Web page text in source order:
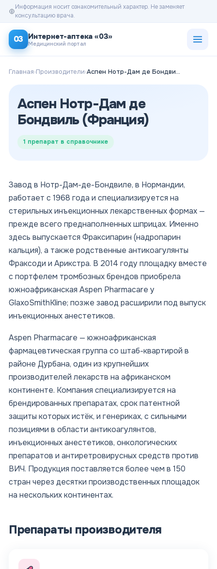
Информация носит ознакомительный характер. Не заменяет
консультацию врача.
03 Интернет-аптека «03»
Медицинский портал
Главная›Производители› Аспен Нотр-Дам де Бондвиль (Франция)
Аспен Нотр-Дам де
Бондвиль (Франция)
1 препарат в справочнике
Завод в Нотр-Дам-де-Бондвиле, в Нормандии,
работает с 1968 года и специализируется на
стерильных инъекционных лекарственных формах —
прежде всего преднаполненных шприцах. Именно
здесь выпускается Фраксипарин (надропарин
кальция), а также родственные антикоагулянты
Фраксоди и Арикстра. В 2014 году площадку вместе
с портфелем тромбозных брендов приобрела
южноафриканская Aspen Pharmacare у
GlaxoSmithKline; позже завод расширили под выпуск
инъекционных анестетиков.
Aspen Pharmacare — южноафриканская
фармацевтическая группа со штаб-квартирой в
районе Дурбана, один из крупнейших
производителей лекарств на африканском
континенте. Компания специализируется на
брендированных препаратах, срок патентной
защиты которых истёк, и генериках, с сильными
позициями в области антикоагулянтов,
инъекционных анестетиков, онкологических
препаратов и антиретровирусных средств против
ВИЧ. Продукция поставляется более чем в 150
стран через десятки производственных площадок
на нескольких континентах.
Препараты производителя